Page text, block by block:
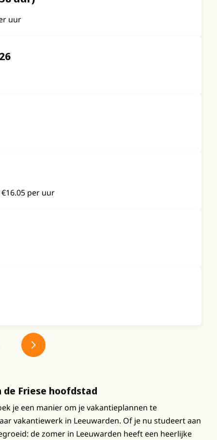
uur
€16.05 per uur
Friese hoofdstad
je een manier om je vakantieplannen te
vakantiewerk in Leeuwarden. Of je nu studeert aan
de zomer in Leeuwarden heeft een heerlijke